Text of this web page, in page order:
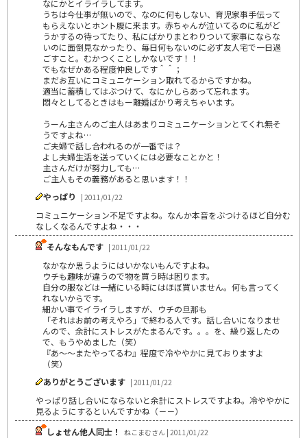
なにかとイライラしてます。
うちは今仕事が無いので、なのに何もしない、育児家事手伝って
もらえないとホント腹に来ます。赤ちゃんが泣いてるのに私がど
うかするの待ってたり、私にばかりまとわりついて家事にならな
いのに面倒見なかったり、毎日何もないのに必ず友人宅で一日過
ごすこと。むかつくことしかないです！！
でもなぜかある程度仲良しです＾＾；
まだお互いにコミュニケーション取れてるからですかね。
適当に蓄積してはぶつけて、なにかしらあって忘れます。
悶々としてるときはもー離婚ばかり考えちゃいます。
うーん主さんのご主人はあまりコミュニケーションとてくれ無そ
うですよね…
ご夫婦で話し合われるのが一番では？
よし夫婦生活を送っていくには必要なことかと！
主さんだけが努力しても…
ご主人もその義務があると思います！！
やっぱり
| 2011/01/22
コミュニケーション不足ですよね。なんか本音をぶつけるほど自分む
なしくなるんですよね・・・
そんなもんです | 2011/01/22
なかなか思うようにはいかないもんですよね。
ウチも趣味が違うので物を買う時は困ります。
自分の服などは一緒にいる時にはほぼ買いません。何も言ってく
れないからです。
細かい事でイライラしますが、ウチの旦那も
「それはお前の考えやろ」で終わる人です。話し合いになりませ
んので、余計にストレスがたまるんです。。。を、繰り返したの
で、もうやめました（笑）
『あ～～またやってるわ』程度で冷ややかに見ておりますよ
（笑）
ありがとうございます | 2011/01/22
やっぱり話し合いにならないと余計にストレスですよね。冷ややかに
見るようにするといんですかね（－－）
しょせん他人同士！
ねこまむさん | 2011/01/22